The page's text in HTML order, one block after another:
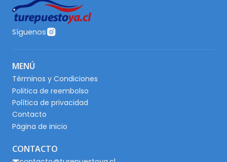
Síguenos
MENÚ
Términos y Condiciones
Politica de reembolso
Política de privacidad
Contacto
Página de inicio
CONTACTO